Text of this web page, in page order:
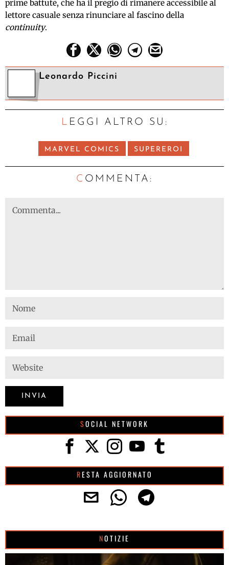
prime battute, che ha il pregio di rimanere accessibile al
lettore casuale senza rinunciare al fascino della
continuity.
Leonardo Piccini
LEGGI ALTRO SU:
MARVEL COMICS SUPEREROI
C OMMENTA:
SOCIAL NETWORK
RESTA AGGIORNATO
NOTIZIE